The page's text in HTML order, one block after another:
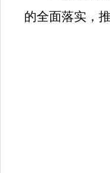
的全面落实，
常